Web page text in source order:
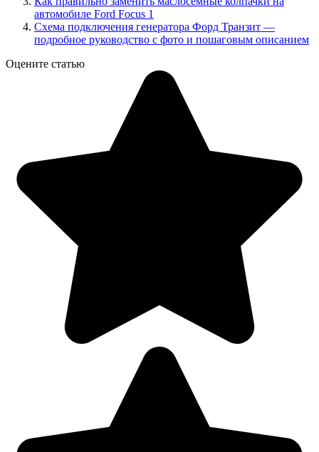
автомобиле Ford Focus 1
Схема подключения генератора Форд Транзит —
подробное руководство с фото и пошаговым описанием
Оцените статью